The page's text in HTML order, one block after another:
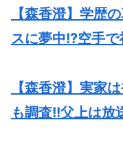
【森香澄】学歴
スに夢中!?空手
【森香澄】実家
も調査!!父上は放